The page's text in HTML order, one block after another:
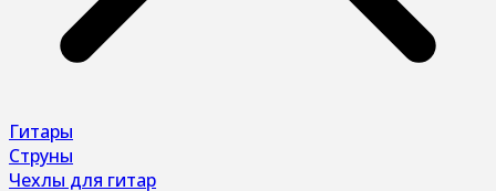
Гитары
Струны
Чехлы для гитар